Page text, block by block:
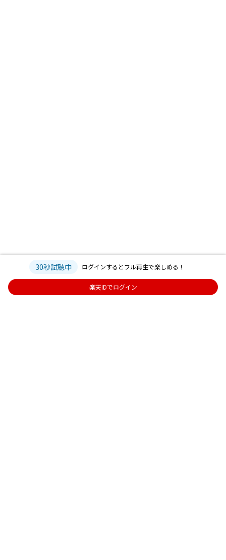
30秒試聴中 ログインするとフル再生で楽しめる！
楽天IDでログイン